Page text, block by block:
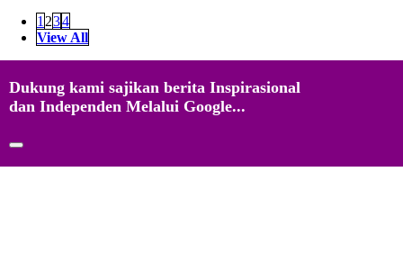
1 234
View All
Dukung kami sajikan berita Inspirasional
dan Independen Melalui Google...